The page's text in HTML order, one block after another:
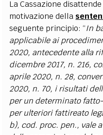
La Cassazione
motivazione della
seguente principio: “In
applicabile ai
2020, antecedente alla
dicembre 2017, n. 216,
aprile 2020, n. 28,
2020, n. 70, i risultati
per un determinato
per ulteriori fattireato
b), cod. proc. pen., vale